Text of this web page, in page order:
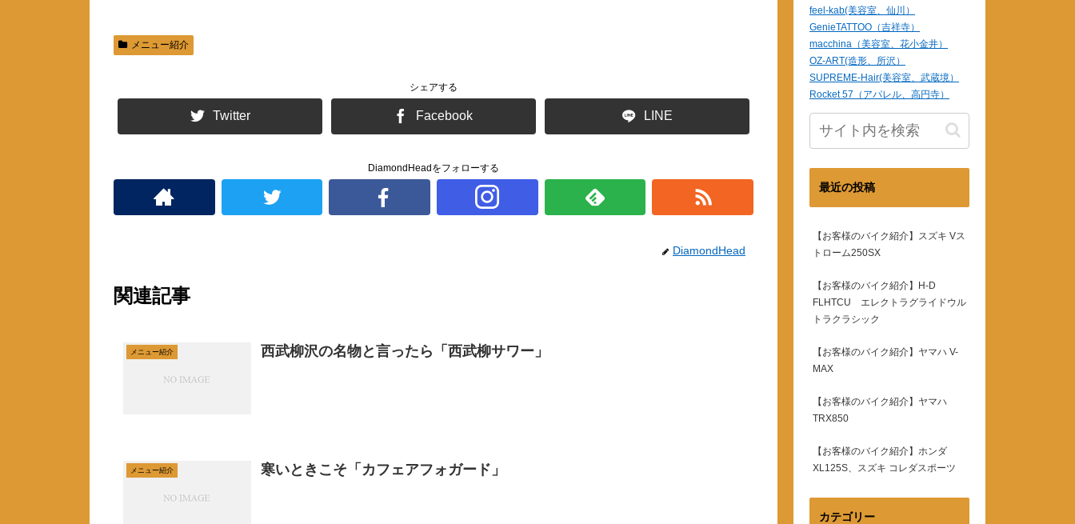
ウ
ィ
ン
き
て
く
だ
し
ン
開
き
ま
す
)
メニュー紹介
シェアする
Twitter Facebook LINE
DiamondHeadをフォローする
DiamondHead
関連記事
メニュー紹介 西武柳沢の名物と言ったら「西武柳サワー」
メニュー紹介 寒いときこそ「カフェアフォガード」
feel-kab(美容室、仙川）
GenieTATTOO（吉祥寺）
macchina（美容室、花小金井）
OZ-ART(造形、所沢）
SUPREME-Hair(美容室、武蔵境）
Rocket 57（アパレル、高円寺）
最近の投稿
【お客様のバイク紹介】スズキ Vス
トローム250SX
【お客様のバイク紹介】H-D
FLHTCU エレクトラグライドウル
トラクラシック
【お客様のバイク紹介】ヤマハ V-
MAX
【お客様のバイク紹介】ヤマハ
TRX850
【お客様のバイク紹介】ホンダ
XL125S、スズキ コレダスポーツ
カテゴリー